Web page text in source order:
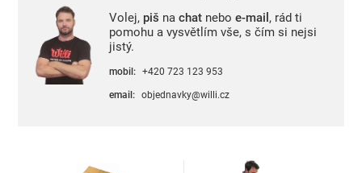
Volej, piš na chatnebo e-mail , rád ti
pomohu a vysvětlím vše, s čím si nejsi
jistý.
mobil: +420 723 123 953
email: objednavky@willi.cz